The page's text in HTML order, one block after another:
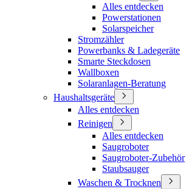
Alles entdecken
Powerstationen
Solarspeicher
Stromzähler
Powerbanks & Ladegeräte
Smarte Steckdosen
Wallboxen
Solaranlagen-Beratung
Haushaltsgeräte
Alles entdecken
Reinigen
Alles entdecken
Saugroboter
Saugroboter-Zubehör
Staubsauger
Waschen & Trocknen